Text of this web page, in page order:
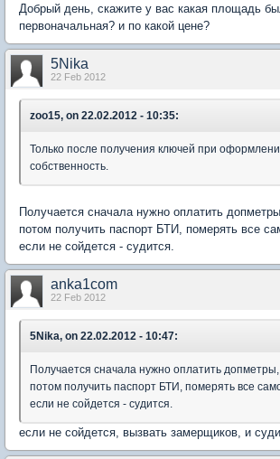
Добрый день, скажите у вас какая площадь
первоначальная? и по какой цене?
5Nika
22 Feb 2012
zoo15, on 22.02.2012 - 10:35:
Только после получения ключей при
собственность.
Получается сначала нужно оплатить
потом получить паспорт БТИ, померять все
если не сойдется - судится.
anka1com
22 Feb 2012
5Nika, on 22.02.2012 - 10:47:
Получается сначала нужно оплатить
потом получить паспорт БТИ, померять все
если не сойдется - судится.
если не сойдется, вызвать замерщиков, и